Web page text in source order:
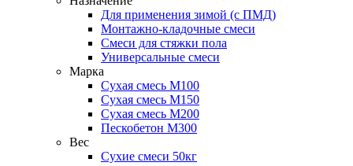
Для применения зимой (с ПМД)
Монтажно-кладочные смеси
Смеси для стяжки пола
Универсальные смеси
Марка
Сухая смесь М100
Сухая смесь М150
Сухая смесь М200
Пескобетон М300
Вес
Сухие смеси 50кг